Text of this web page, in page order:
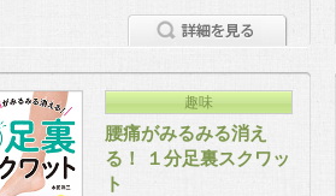
趣味
腰痛がみるみる消え
る！ １分足裏スクワッ
ト